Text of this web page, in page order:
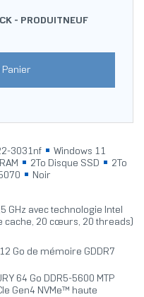
- PRODUITNEUF
Panier
3031nf
Windows 11
2To Disque SSD
2To
Noir
GHz avec technologie Intel
cache, 20 cœurs, 20 threads)
Go de mémoire GDDR7
64 Go DDR5-5600 MTP
Gen4 NVMe™ haute